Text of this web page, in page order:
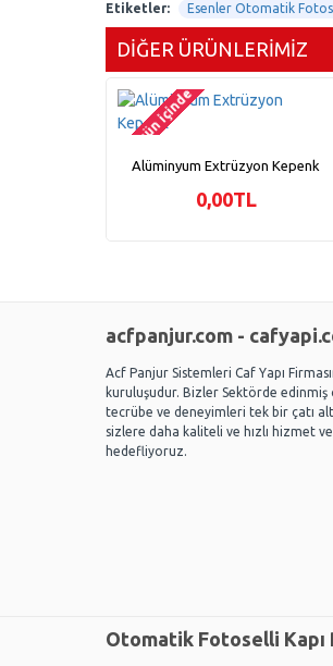
Etiketler: Esenler Otomatik
DIĞER ÜRÜNLERIMIZ
2-3 gün içinde
Alüminyum Extrüzyon Kepenk
0,00TL
acfpanjur.com -
Acf Panjur Sistemleri Caf Yapı
kuruluşudur. Bizler Sektörde edinmiş
tecrübe ve deneyimleri tek bir çatı
sizlere daha kaliteli ve hızlı hizmet
hedefliyoruz.
Otomatik Fotoselli Kapı